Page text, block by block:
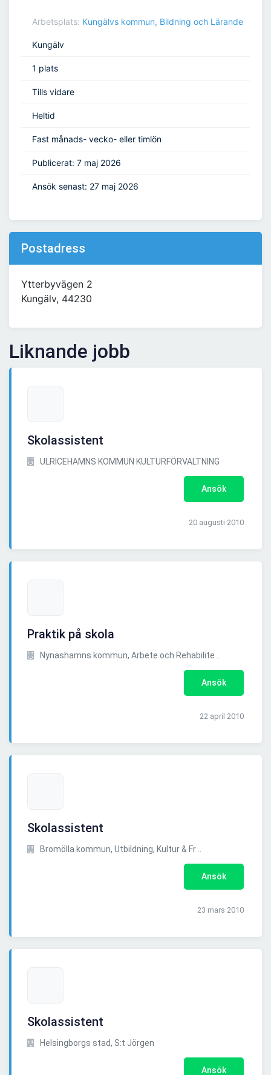
Arbetsplats: Kungälvs kommun, Bildning och Lärande
Kungälv
1 plats
Tills vidare
Heltid
Fast månads- vecko- eller timlön
Publicerat: 7 maj 2026
Ansök senast: 27 maj 2026
Postadress
Ytterbyvägen 2
Kungälv, 44230
Liknande jobb
Skolassistent
ULRICEHAMNS KOMMUN KULTURFÖRVALTNING
Ansök
20 augusti 2010
Praktik på skola
Nynäshamns kommun, Arbete och Rehabilite ..
Ansök
22 april 2010
Skolassistent
Bromölla kommun, Utbildning, Kultur & Fr ..
Ansök
23 mars 2010
Skolassistent
Helsingborgs stad, S:t Jörgen
Ansök